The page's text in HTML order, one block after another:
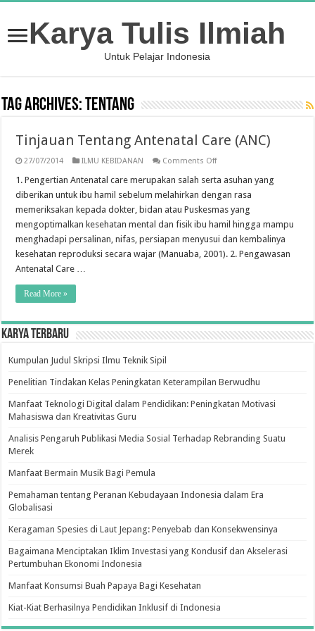
Karya Tulis Ilmiah
Untuk Pelajar Indonesia
Tag Archives:Tentang
Tinjauan Tentang Antenatal Care (ANC)
27/07/2014 ILMU KEBIDANAN Comments Offon
Tentang
Care
(ANC)
1. Pengertian Antenatal care merupakan salah serta asuhan yang
diberikan untuk ibu hamil sebelum melahirkan dengan rasa
memeriksakan kepada dokter, bidan atau Puskesmas yang
mengoptimalkan kesehatan mental dan fisik ibu hamil hingga mampu
menghadapi persalinan, nifas, persiapan menyusui dan kembalinya
kesehatan reproduksi secara wajar (Manuaba, 2001). 2. Pengawasan
Antenatal Care …
Read More »
Karya Terbaru
Kumpulan Judul Skripsi Ilmu Teknik Sipil
Penelitian Tindakan Kelas Peningkatan Keterampilan Berwudhu
Manfaat Teknologi Digital dalam Pendidikan: Peningkatan Motivasi
Mahasiswa dan Kreativitas Guru
Analisis Pengaruh Publikasi Media Sosial Terhadap Rebranding Suatu
Merek
Manfaat Bermain Musik Bagi Pemula
Pemahaman tentang Peranan Kebudayaan Indonesia dalam Era
Globalisasi
Keragaman Spesies di Laut Jepang: Penyebab dan Konsekwensinya
Bagaimana Menciptakan Iklim Investasi yang Kondusif dan Akselerasi
Pertumbuhan Ekonomi Indonesia
Manfaat Konsumsi Buah Papaya Bagi Kesehatan
Kiat-Kiat Berhasilnya Pendidikan Inklusif di Indonesia